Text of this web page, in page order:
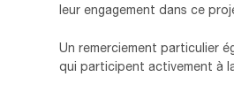
leur engagement dans ce
Un remerciement particulier
qui participent activement à